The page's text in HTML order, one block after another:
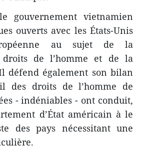
gouvernement vietnamien
ouverts avec les États-Unis
au sujet de la
droits de l’homme et de la
défend également son bilan
des droits de l’homme de
- indéniables - ont conduit,
d’État américain à le
des pays nécessitant une